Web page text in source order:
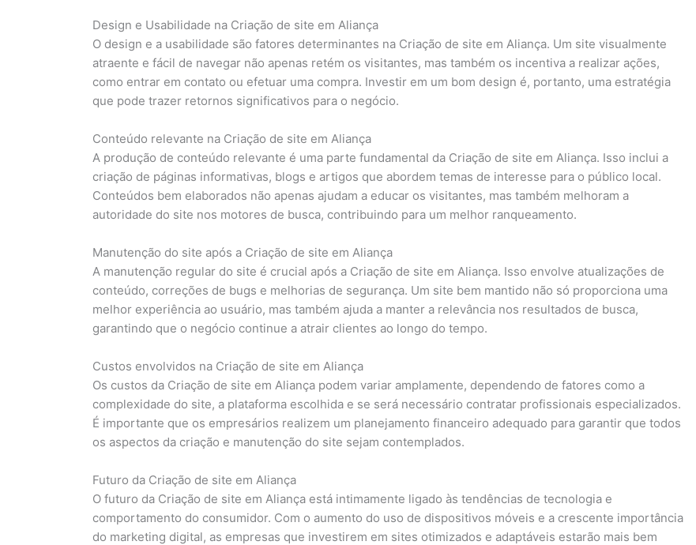
Design e Usabilidade na Criação de site em Aliança
O design e a usabilidade são fatores determinantes na Criação de site em Aliança. Um site visualmente
atraente e fácil de navegar não apenas retém os visitantes, mas também os incentiva a realizar ações,
como entrar em contato ou efetuar uma compra. Investir em um bom design é, portanto, uma estratégia
que pode trazer retornos significativos para o negócio.
Conteúdo relevante na Criação de site em Aliança
A produção de conteúdo relevante é uma parte fundamental da Criação de site em Aliança. Isso inclui a
criação de páginas informativas, blogs e artigos que abordem temas de interesse para o público local.
Conteúdos bem elaborados não apenas ajudam a educar os visitantes, mas também melhoram a
autoridade do site nos motores de busca, contribuindo para um melhor ranqueamento.
Manutenção do site após a Criação de site em Aliança
A manutenção regular do site é crucial após a Criação de site em Aliança. Isso envolve atualizações de
conteúdo, correções de bugs e melhorias de segurança. Um site bem mantido não só proporciona uma
melhor experiência ao usuário, mas também ajuda a manter a relevância nos resultados de busca,
garantindo que o negócio continue a atrair clientes ao longo do tempo.
Custos envolvidos na Criação de site em Aliança
Os custos da Criação de site em Aliança podem variar amplamente, dependendo de fatores como a
complexidade do site, a plataforma escolhida e se será necessário contratar profissionais especializados.
É importante que os empresários realizem um planejamento financeiro adequado para garantir que todos
os aspectos da criação e manutenção do site sejam contemplados.
Futuro da Criação de site em Aliança
O futuro da Criação de site em Aliança está intimamente ligado às tendências de tecnologia e
comportamento do consumidor. Com o aumento do uso de dispositivos móveis e a crescente importância
do marketing digital, as empresas que investirem em sites otimizados e adaptáveis estarão mais bem